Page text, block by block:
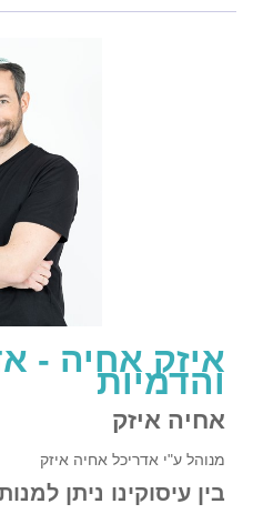
איזק אחיה -
והדמיות
אחיה איזק
מנוהל ע"י אדריכל אחיה איזק
בין עיסוקינו ניתן